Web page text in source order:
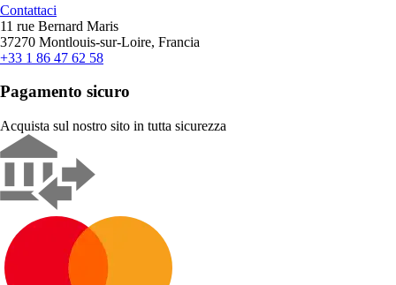
Contattaci
11 rue Bernard Maris
37270 Montlouis-sur-Loire, Francia
+33 1 86 47 62 58
Pagamento sicuro
Acquista sul nostro sito in tutta sicurezza